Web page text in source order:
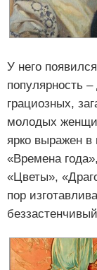
У него
популярность
грациозных,
молодых
ярко выражен в
«Времена
«Цветы»,
пор